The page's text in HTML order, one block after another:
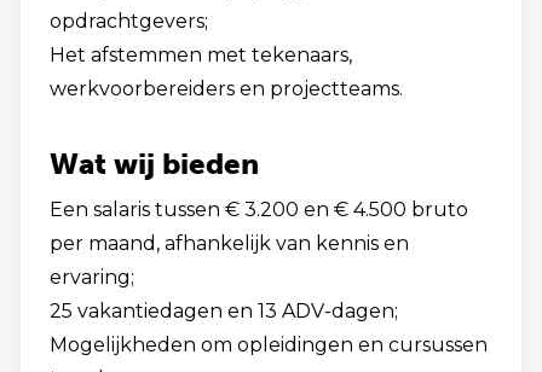
opdrachtgevers;
Het afstemmen met tekenaars,
werkvoorbereiders en projectteams.
Wat wij bieden
Een salaris tussen € 3.200 en € 4.500 bruto
per maand, afhankelijk van kennis en
ervaring;
25 vakantiedagen en 13 ADV-dagen;
Mogelijkheden om opleidingen en cursussen